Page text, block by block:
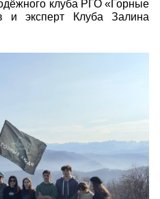
клуба РГО «Горные
и эксперт Клуба Залина